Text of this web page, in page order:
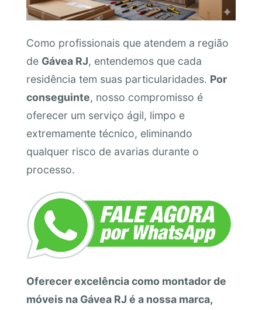
Como profissionais que atendem a região
de Gávea RJ, entendemos que cada
residência tem suas particularidades. Por
conseguinte, nosso compromisso é
oferecer um serviço ágil, limpo e
extremamente técnico, eliminando
qualquer risco de avarias durante o
processo.
Oferecer excelência como montador de
móveis na Gávea RJ é a nossa marca,